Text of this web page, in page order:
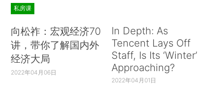
私房课
向松祚：宏观经济70
讲，带你了解国内外
经济大局
2022年04月06日
In Depth: As
Tencent Lays Off
Staff, Is Its ‘Winter’
Approaching?
2022年04月01日